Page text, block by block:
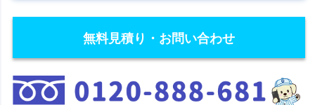
無料見積り・お問い合わせ